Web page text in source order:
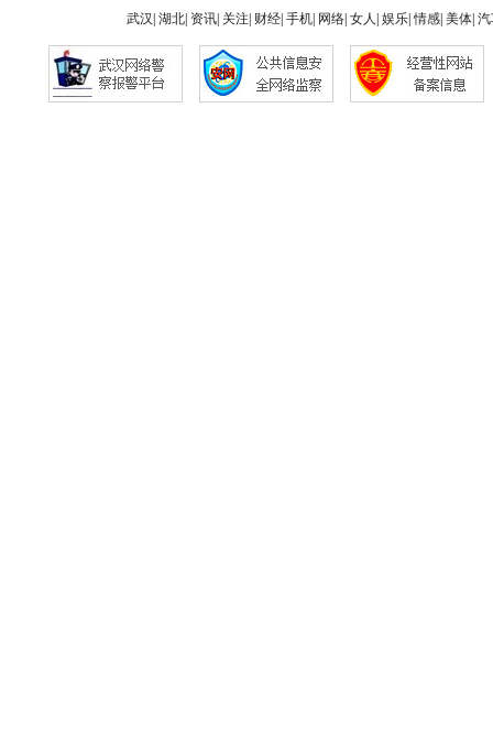
武汉 湖北| 资讯| 关注 财经| 手机| 网络| 女人 娱乐|情感| 美体| 汽